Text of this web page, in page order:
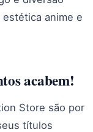
estética anime e
acabem!
Store são por
títulos